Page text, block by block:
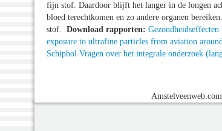
fijn stof. Daardoor blijft het langer in de longen
bloed terechtkomen en zo andere organen
stof. Download rapporten:
exposure to ultrafine particles from aviation
Schiphol Vragen over het integrale onderzoek